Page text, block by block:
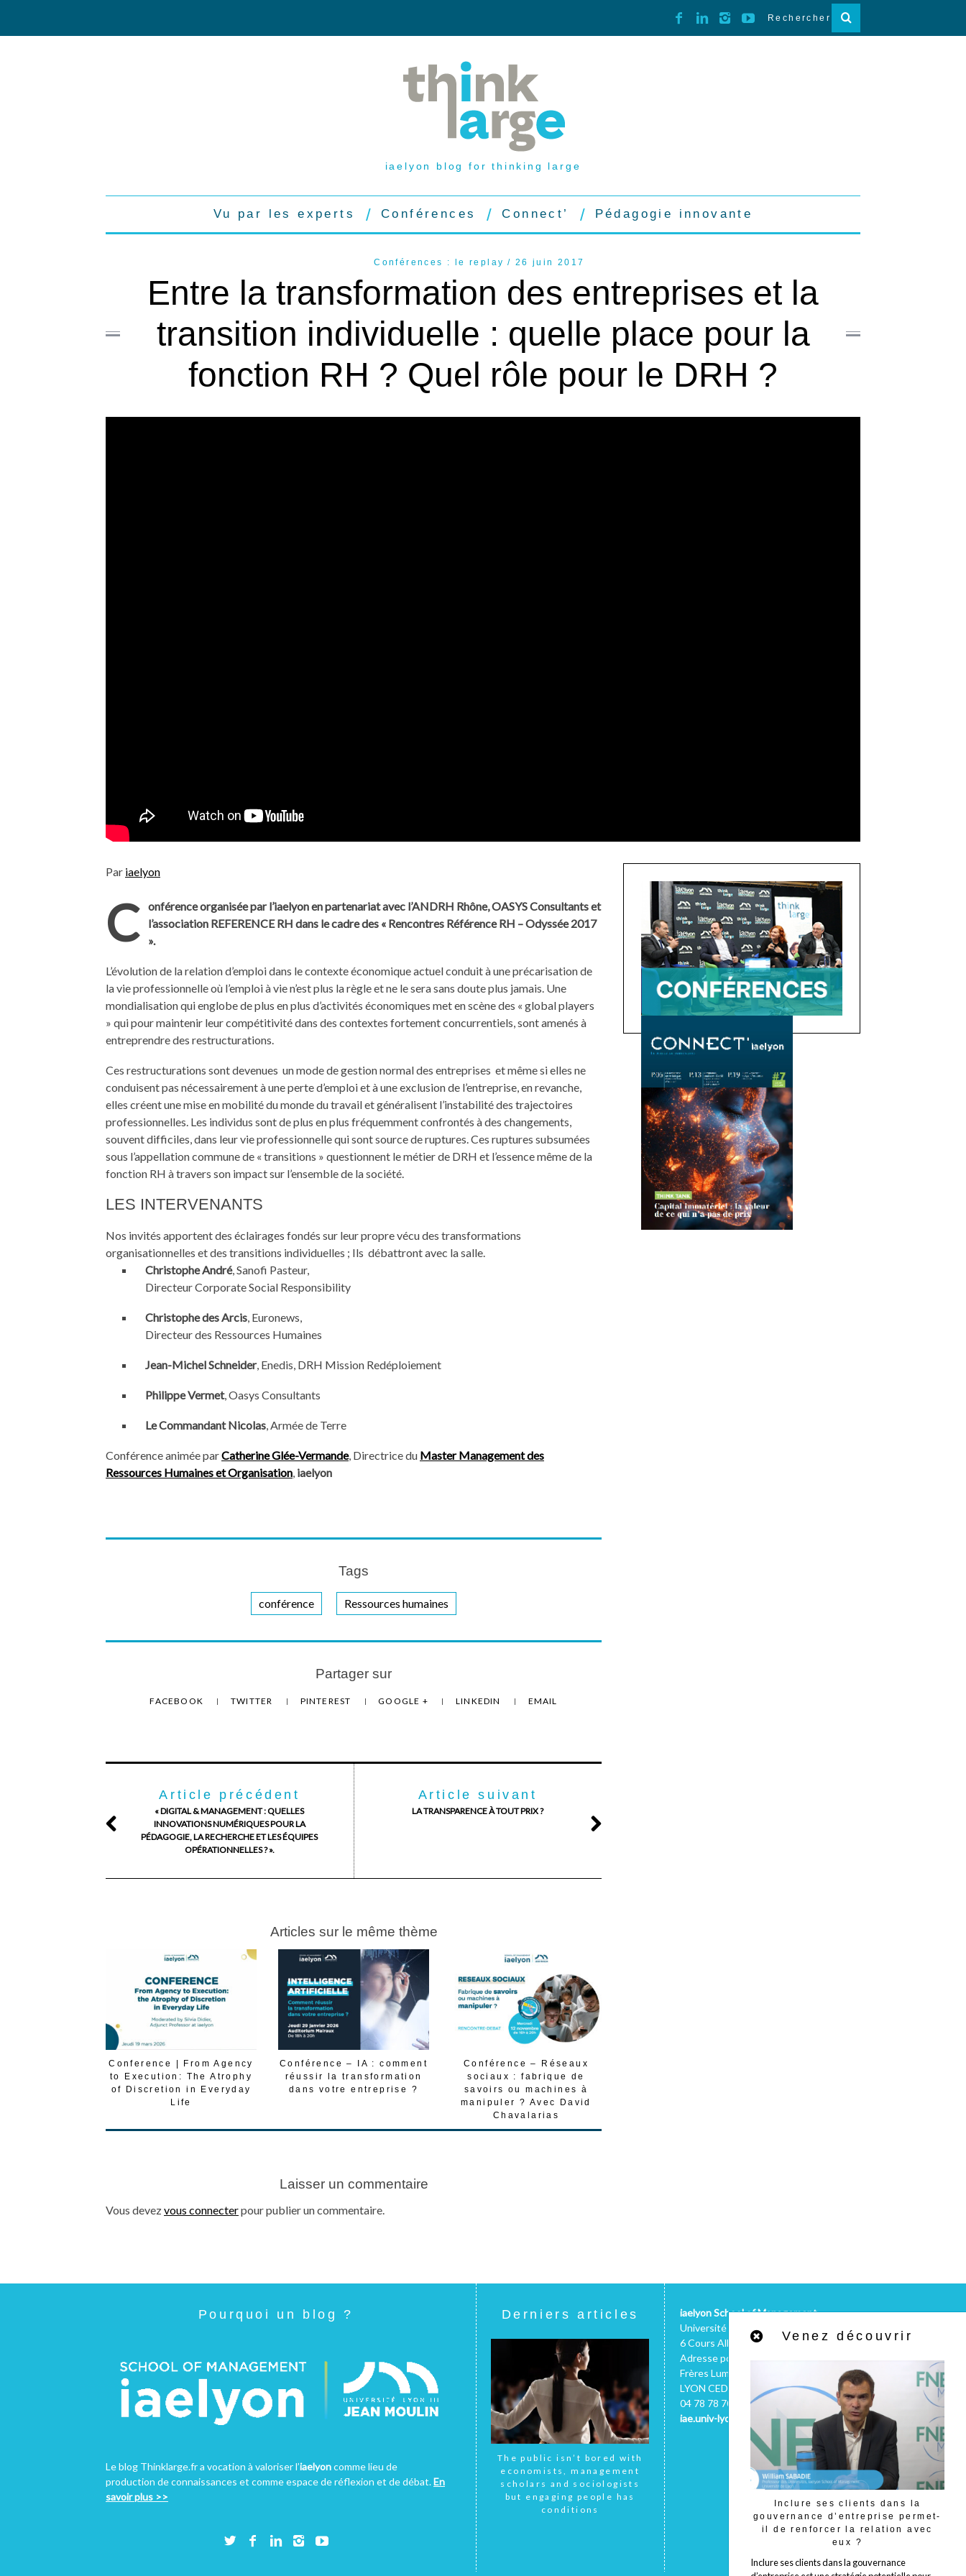
iaelyon blog for thinking large
Vu par les experts Conférences Connect’ Pédagogie innovante
Conférences : le replay 26 juin 2017
Entre la transformation des entreprises et la
transition individuelle : quelle place pour la
fonction RH ? Quel rôle pour le DRH ?
Par iaelyon
C
onférence organisée par l’iaelyon en partenariat avec l’ANDRH Rhône, OASYS Consultants et
l’association REFERENCE RH dans le cadre des « Rencontres Référence RH – Odyssée 2017
».
L’évolution de la relation d’emploi dans le contexte économique actuel conduit à une précarisation de
la vie professionnelle où l’emploi à vie n’est plus la règle et ne le sera sans doute plus jamais. Une
mondialisation qui englobe de plus en plus d’activités économiques met en scène des « global players
» qui pour maintenir leur compétitivité dans des contextes fortement concurrentiels, sont amenés à
entreprendre des restructurations.
Ces restructurations sont devenues un mode de gestion normal des entreprises et même si elles ne
conduisent pas nécessairement à une perte d’emploi et à une exclusion de l’entreprise, en revanche,
elles créent une mise en mobilité du monde du travail et généralisent l’instabilité des trajectoires
professionnelles. Les individus sont de plus en plus fréquemment confrontés à des changements,
souvent difficiles, dans leur vie professionnelle qui sont source de ruptures. Ces ruptures subsumées
sous l’appellation commune de « transitions » questionnent le métier de DRH et l’essence même de la
fonction RH à travers son impact sur l’ensemble de la société.
LES INTERVENANTS
Nos invités apportent des éclairages fondés sur leur propre vécu des transformations
organisationnelles et des transitions individuelles ; Ils débattront avec la salle.
Christophe André, Sanofi Pasteur,
Directeur Corporate Social Responsibility
Christophe des Arcis, Euronews,
Directeur des Ressources Humaines
Jean-Michel Schneider, Enedis, DRH Mission Redéploiement
Philippe Vermet, Oasys Consultants
Le Commandant Nicolas, Armée de Terre
Conférence animée parCatherine Glée-Vermande, Directrice du Master Management des
Ressources Humaines et Organisation, iaelyon
Tags
conférence Ressources humaines
Partager sur
FACEBOOK TWITTER PINTEREST GOOGLE + LINKEDIN EMAIL
Article précédent
« DIGITAL & MANAGEMENT : QUELLES
INNOVATIONS NUMÉRIQUES POUR LA
PÉDAGOGIE, LA RECHERCHE ET LES ÉQUIPES
OPÉRATIONNELLES ? ».
Article suivant
LA TRANSPARENCE À TOUT PRIX ?
Articles sur le même thème
Conference | From Agency
to Execution: The Atrophy
of Discretion in Everyday
Life
Conférence – IA : comment
réussir la transformation
dans votre entreprise ?
Conférence – Réseaux
sociaux : fabrique de
savoirs ou machines à
manipuler ? Avec David
Chavalarias
Laisser un commentaire
Vous devezvous connecterpour publier un commentaire.
Venez découvrir
Inclure ses clients dans la
gouvernance d’entreprise permet-
il de renforcer la relation avec
eux ?
Inclure ses clients dans la gouvernance
Pourquoi un blog ?
Le blog Thinklarge.fr a vocation à valoriser l’iaelyoncomme lieu de
production de connaissances et comme espace de réflexion et de débat.En
savoir plus >>
Derniers articles
The public isn’t bored with
economists, management
scholars and sociologists
but engaging people has
conditions
iaelyon School of Management
Université Jean Moulin
6 Cours Albert Thomas - 69008 LYON
Adresse postale : 1C, avenue des
Frères Lumière - CS 78242 - 69372
LYON CEDEX 08 (FRANCE)
04 78 78 70 66
iae.univ-lyon3.fr